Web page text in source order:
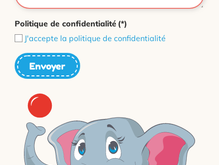
Politique de confidentialité (*)
J'accepte la politique de confidentialité
Envoyer